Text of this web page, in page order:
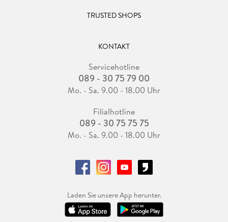
TRUSTED SHOPS
KONTAKT
Servicehotline
089 - 30 75 79 00
Mo. - Sa. 9.00 - 18.00 Uhr
Filialhotline
089 - 30 75 75 75
Mo. - Sa. 9.00 - 18.00 Uhr
Laden Sie unsere App herunter.